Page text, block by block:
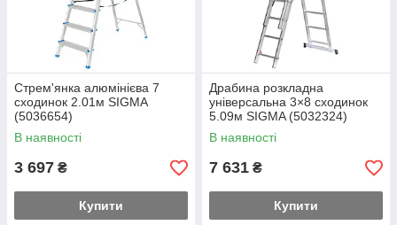
Стрем'янка алюмінієва 7
сходинок 2.01м SIGMA
(5036654)
В наявності
3 697 ₴
Купити
Драбина розкладна
універсальна 3×8 сходинок
5.09м SIGMA (5032324)
В наявності
7 631 ₴
Купити